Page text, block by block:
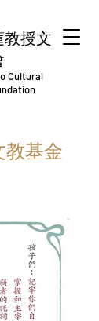
教授文
Cultural
教基金